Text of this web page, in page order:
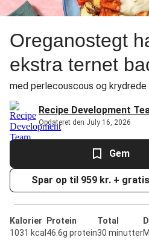
Oreganostegt
ekstra ternet
med perlecouscous og
Recipe Development
Opdateret den July 16, 2026
Gem
Spar op til 959 kr. +
Kalorier
1031 kcal
Protein
46.6g protein
Total
30 minutter